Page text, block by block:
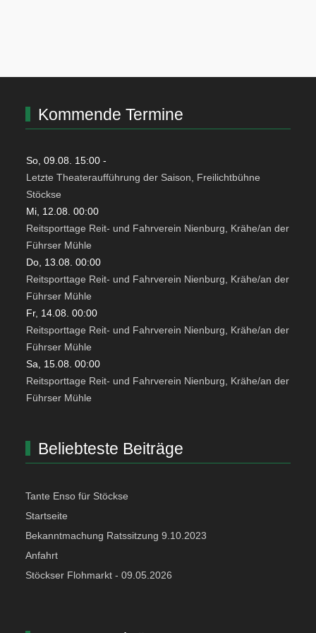
Kommende Termine
So, 09.08. 15:00-
Letzte Theateraufführung der Saison, Freilichtbühne
Stöckse
Mi, 12.08. 00:00
Reitsporttage Reit- und Fahrverein Nienburg, Krähe/an der
Führser Mühle
Do, 13.08. 00:00
Reitsporttage Reit- und Fahrverein Nienburg, Krähe/an der
Führser Mühle
Fr, 14.08. 00:00
Reitsporttage Reit- und Fahrverein Nienburg, Krähe/an der
Führser Mühle
Sa, 15.08. 00:00
Reitsporttage Reit- und Fahrverein Nienburg, Krähe/an der
Führser Mühle
Beliebteste Beiträge
Tante Enso für Stöckse
Startseite
Bekanntmachung Ratssitzung 9.10.2023
Anfahrt
Stöckser Flohmarkt - 09.05.2026